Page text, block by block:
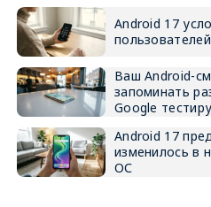
Android 17
Ваш Android-
запоминать
Google
Android 17
изменилось в
ОС